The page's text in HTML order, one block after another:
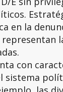
en la
con
sistema